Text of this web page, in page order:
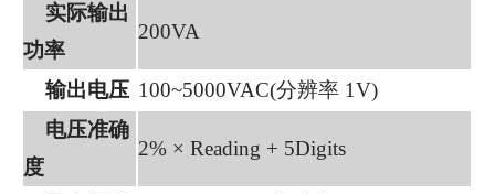
实际输出
功率
200VA
输出电压 100~5000VAC(分辨率 1V)
电压准确
度
2% × Reading + 5Digits